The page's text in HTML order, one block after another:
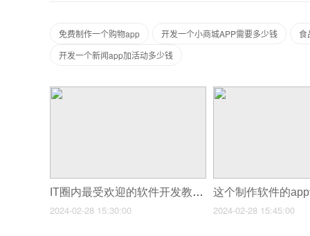
免费制作一个购物app 开发一个小商城APP需要多少钱
食
开发一个新闻app加活动多少钱
IT圈内最受欢迎的软件开发教程让你轻松掌握技能！
2024-02-28 15:30:00 2024-02-28 15:45:00